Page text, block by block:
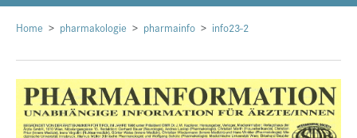
Studium & Lehre
Krankenversorgung
Über uns
Home pharmakologie pharmainfo info23-2